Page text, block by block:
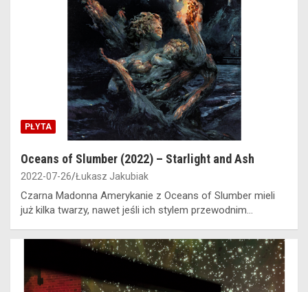
PŁYTA
Oceans of Slumber (2022) – Starlight and Ash
2022-07-26 Łukasz Jakubiak
Czarna Madonna Amerykanie z Oceans of Slumber mieli
już kilka twarzy, nawet jeśli ich stylem przewodnim…